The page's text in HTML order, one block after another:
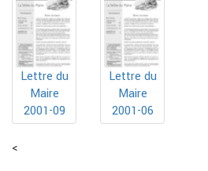
Lettre du
Maire
2001-09
Lettre du
Maire
2001-06
<